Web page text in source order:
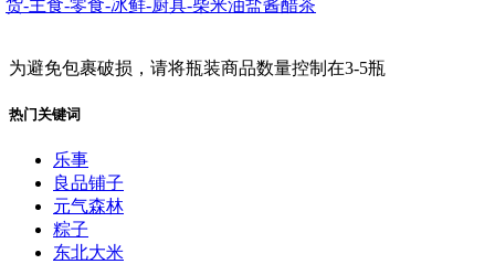
为避免包裹破损，请将瓶装商品数量控制在3-5瓶
热门关键词
乐事
良品铺子
元气森林
粽子
东北大米